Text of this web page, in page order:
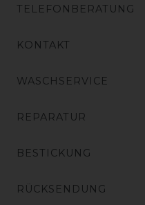
TELEFONBERATUNG
KONTAKT
WASCHSERVICE
REPARATUR
BESTICKUNG
RÜCKSENDUNG